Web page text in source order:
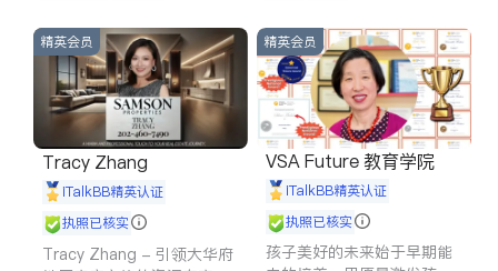
精英会员
Tracy Zhang
iTalkBB精英认证
执照已核实
Tracy Zhang - 引领大华府
精英会员
VSA Future 教育学院
iTalkBB精英认证
执照已核实
孩子美好的未来始于早期能